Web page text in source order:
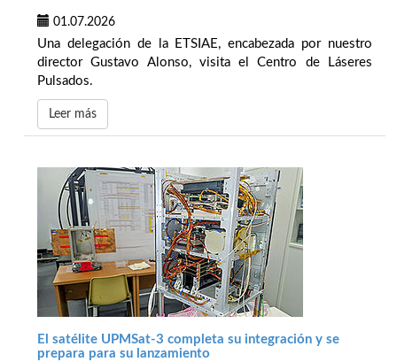
01.07.2026
Una delegación de la ETSIAE, encabezada por nuestro
director Gustavo Alonso, visita el Centro de Láseres
Pulsados.
Leer más
El satélite UPMSat-3 completa su integración y se
prepara para su lanzamiento